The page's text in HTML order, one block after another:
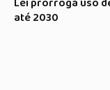
até 2030